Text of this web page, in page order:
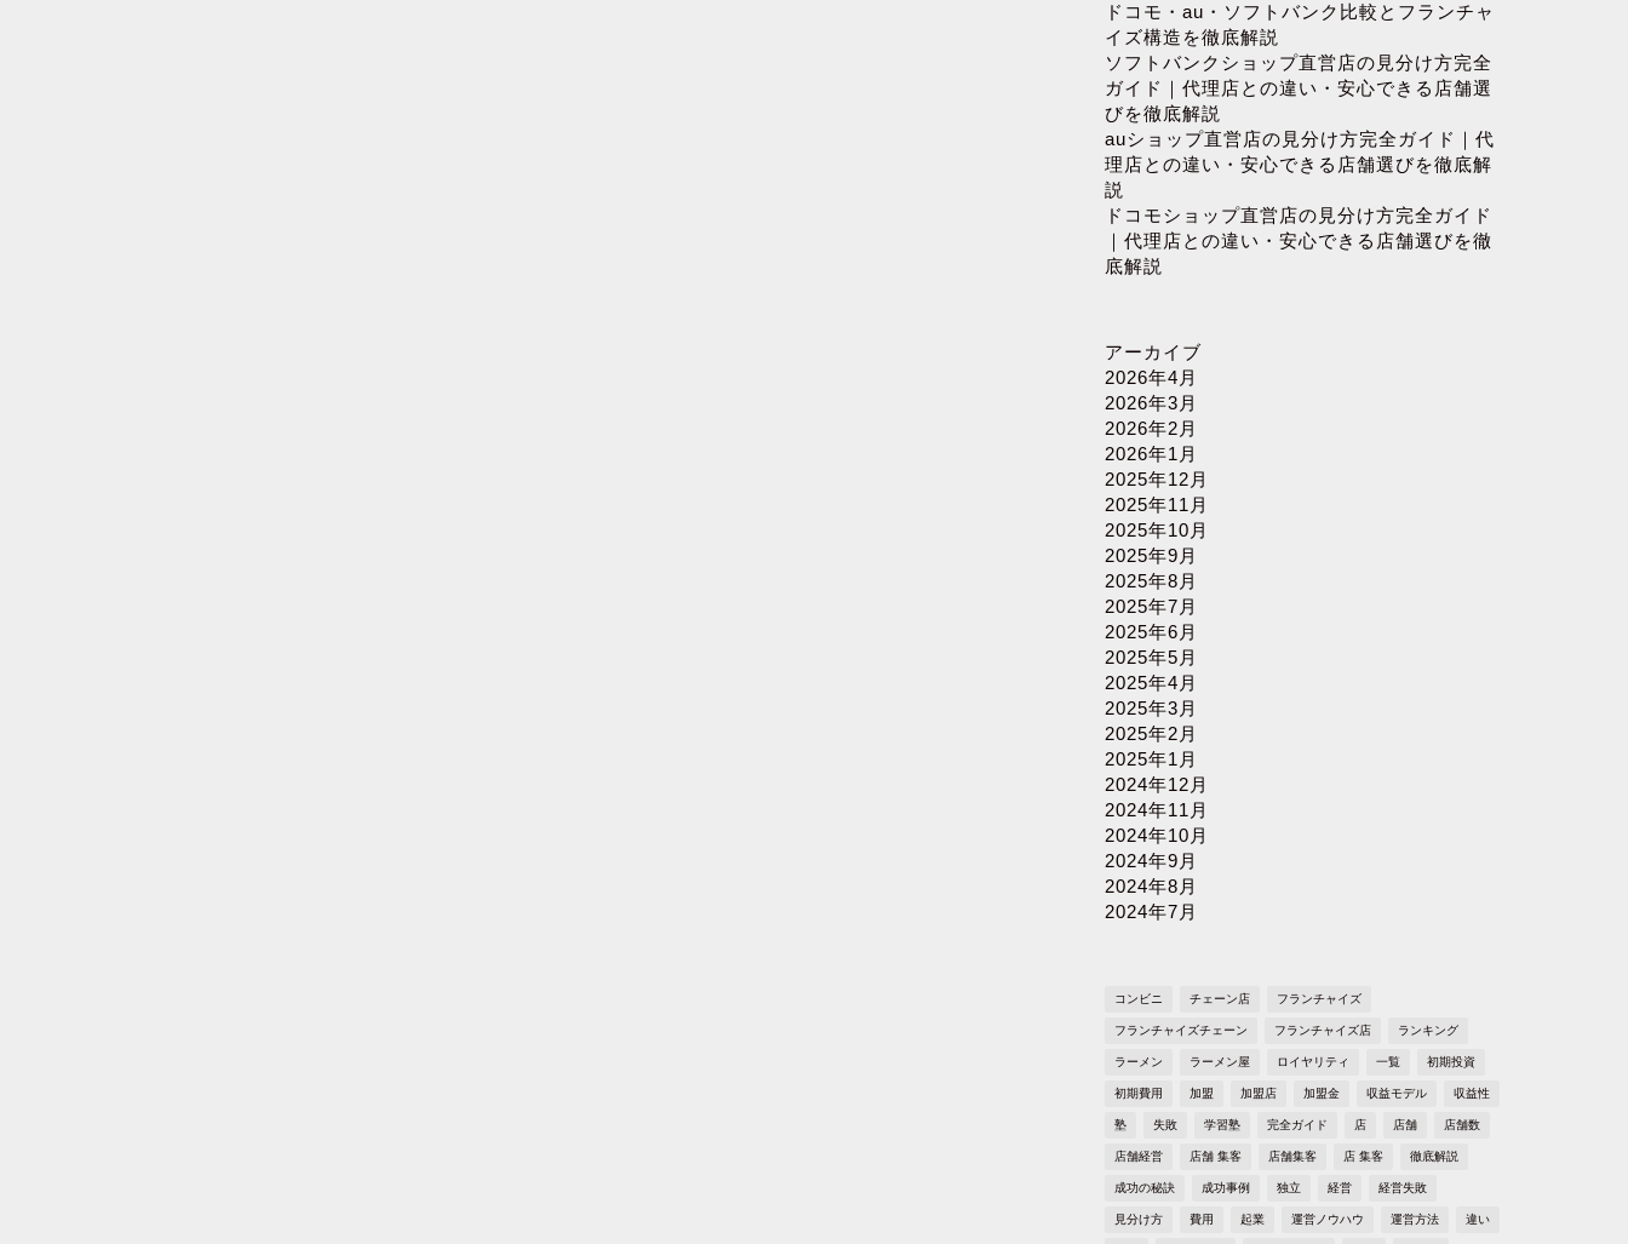
ドコモ・au・ソフトバンク比較とフランチャ
イズ構造を徹底解説
ソフトバンクショップ直営店の見分け方完全
ガイド｜代理店との違い・安心できる店舗選
びを徹底解説
auショップ直営店の見分け方完全ガイド｜代
理店との違い・安心できる店舗選びを徹底解
説
ドコモショップ直営店の見分け方完全ガイド
｜代理店との違い・安心できる店舗選びを徹
底解説
アーカイブ
2026年4月
2026年3月
2026年2月
2026年1月
2025年12月
2025年11月
2025年10月
2025年9月
2025年8月
2025年7月
2025年6月
2025年5月
2025年4月
2025年3月
2025年2月
2025年1月
2024年12月
2024年11月
2024年10月
2024年9月
2024年8月
2024年7月
コンビニ チェーン店 フランチャイズ
フランチャイズチェーン フランチャイズ店 ランキング
ラーメン ラーメン屋 ロイヤリティ 一覧 初期投資
初期費用 加盟 加盟店 加盟金 収益モデル 収益性
塾 失敗 学習塾 完全ガイド 店 店舗 店舗数
店舗経営 店舗 集客 店舗集客 店 集客 徹底解説
成功の秘訣 成功事例 独立 経営 経営失敗
見分け方 費用 起業 運営ノウハウ 運営方法 違い